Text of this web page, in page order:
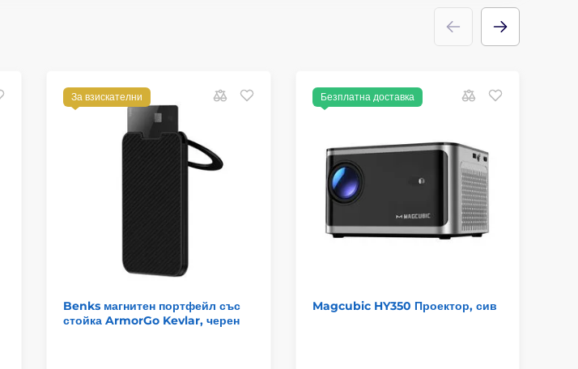
За взискателни
Benks магнитен портфейл със
стойка ArmorGo Kevlar, черен
Безплатна доставка
Magcubic HY350 Проектор, сив